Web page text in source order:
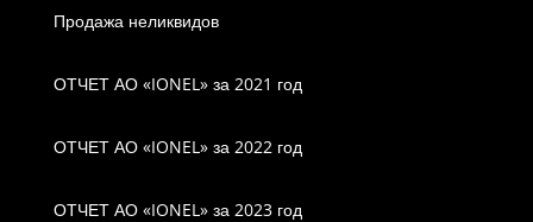
Продажа неликвидов
ОТЧЕТ АО «IONEL» за 2021 год
ОТЧЕТ АО «IONEL» за 2022 год
ОТЧЕТ АО «IONEL» за 2023 год